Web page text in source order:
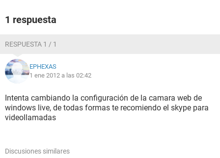
1 respuesta
RESPUESTA 1 / 1
EPHEXAS
1 ene 2012 a las 02:42
Intenta cambiando la configuración de la camara web de
windows live, de todas formas te recomiendo el skype para
videollamadas
Discusiones similares